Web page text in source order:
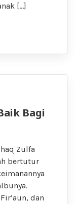
[…]
Bagi
Zulfa
bertutur
dan